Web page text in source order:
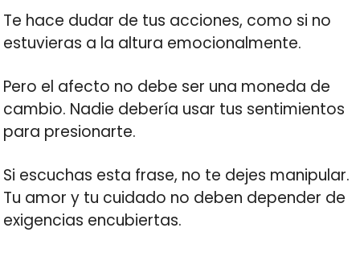
Te hace dudar de tus acciones, como si no
estuvieras a la altura emocionalmente.
Pero el afecto no debe ser una moneda de
cambio. Nadie debería usar tus sentimientos
para presionarte.
Si escuchas esta frase, no te dejes manipular.
Tu amor y tu cuidado no deben depender de
exigencias encubiertas.